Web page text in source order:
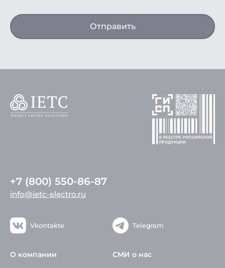
Отправить
+7 (800) 550-86-87
info@ietc-electro.ru
Vkontakte Telegram
О компании СМИ о нас